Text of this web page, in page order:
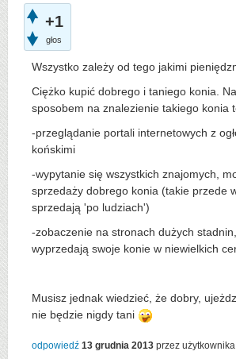
+1
głos
Wszystko zależy od tego jakimi
Ciężko kupić dobrego i taniego konia.
sposobem na znalezienie takiego konia
-przeglądanie portali internetowych z
końskimi
-wypytanie się wszystkich znajomych,
sprzedaży dobrego konia (takie przede
sprzedają 'po ludziach')
-zobaczenie na stronach dużych
wyprzedają swoje konie w niewielkich
Musisz jednak wiedzieć, że dobry,
nie będzie nigdy tani
odpowiedź 13 grudnia 2013 przez użytkownika